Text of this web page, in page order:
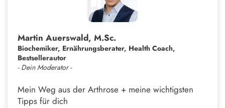
Martin Auerswald, M.Sc.
Biochemiker, Ernährungsberater, Health Coach,
Bestsellerautor
- Dein Moderator -
Mein Weg aus der Arthrose + meine wichtigsten
Tipps für dich